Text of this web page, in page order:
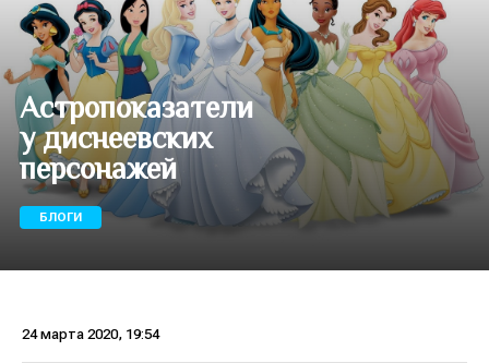
Астропоказатели
у диснеевских
персонажей
БЛОГИ
24 марта 2020, 19:54